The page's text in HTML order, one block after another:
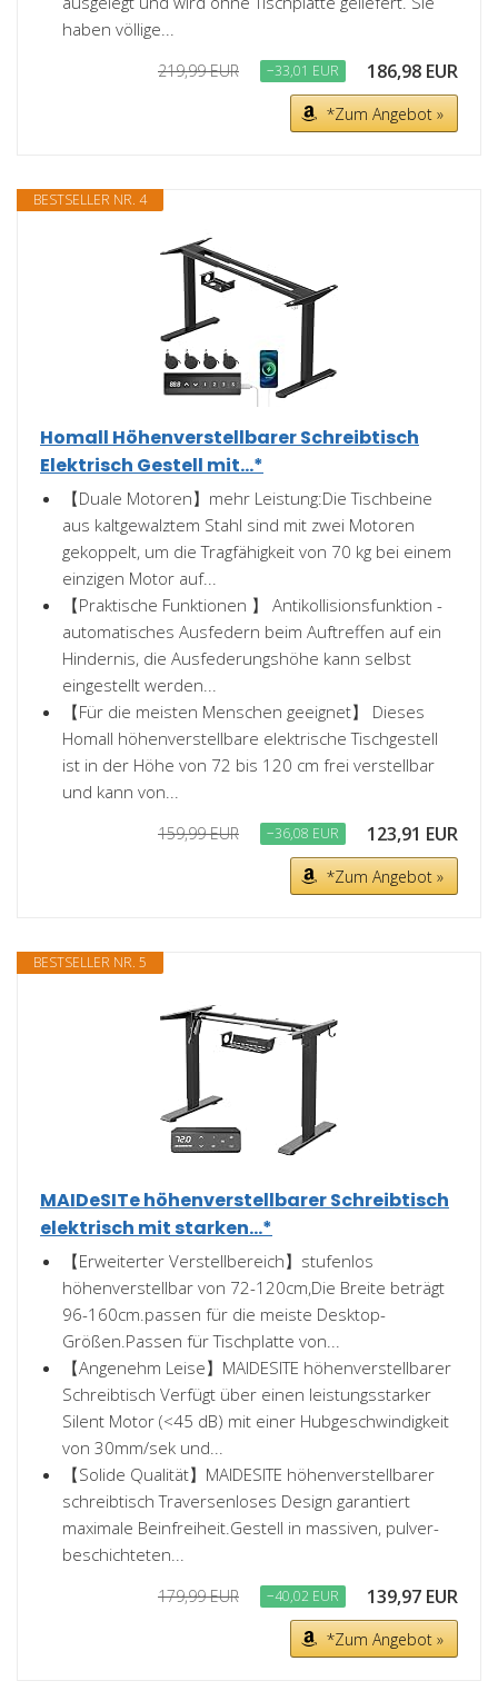
haben völlige...
219,99 EUR −33,01 EUR 186,98 EUR
*Zum Angebot »
BESTSELLER NR. 4
Homall Höhenverstellbarer Schreibtisch
Elektrisch Gestell mit...*
【Duale Motoren】mehr Leistung:Die Tischbeine
aus kaltgewalztem Stahl sind mit zwei Motoren
gekoppelt, um die Tragfähigkeit von 70 kg bei einem
einzigen Motor auf...
【Praktische Funktionen 】 Antikollisionsfunktion -
automatisches Ausfedern beim Auftreffen auf ein
Hindernis, die Ausfederungshöhe kann selbst
eingestellt werden...
【Für die meisten Menschen geeignet】 Dieses
Homall höhenverstellbare elektrische Tischgestell
ist in der Höhe von 72 bis 120 cm frei verstellbar
und kann von...
159,99 EUR −36,08 EUR 123,91 EUR
*Zum Angebot »
BESTSELLER NR. 5
MAIDeSITe höhenverstellbarer Schreibtisch
elektrisch mit starken...*
【Erweiterter Verstellbereich】stufenlos
höhenverstellbar von 72-120cm,Die Breite beträgt
96-160cm.passen für die meiste Desktop-
Größen.Passen für Tischplatte von...
【Angenehm Leise】MAIDESITE höhenverstellbarer
Schreibtisch Verfügt über einen leistungsstarker
Silent Motor (<45 dB) mit einer Hubgeschwindigkeit
von 30mm/sek und...
【Solide Qualität】MAIDESITE höhenverstellbarer
schreibtisch Traversenloses Design garantiert
maximale Beinfreiheit.Gestell in massiven, pulver-
beschichteten...
179,99 EUR −40,02 EUR 139,97 EUR
*Zum Angebot »